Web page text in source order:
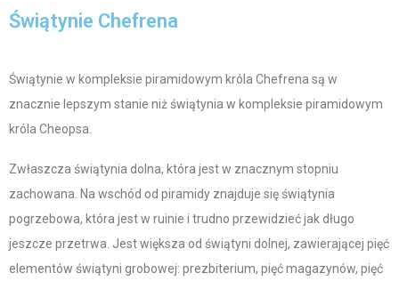
Świątynie Chefrena
Świątynie w kompleksie piramidowym króla Chefrena są w
znacznie lepszym stanie niż świątynia w kompleksie piramidowym
króla Cheopsa.
Zwłaszcza świątynia dolna, która jest w znacznym stopniu
zachowana. Na wschód od piramidy znajduje się świątynia
pogrzebowa, która jest w ruinie i trudno przewidzieć jak długo
jeszcze przetrwa. Jest większa od świątyni dolnej, zawierającej pięć
elementów świątyni grobowej: prezbiterium, pięć magazynów, pięć